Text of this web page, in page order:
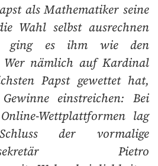
als Mathematiker seine
Wahl selbst ausrechnen
ging es ihm wie den
Wer nämlich auf Kardinal
Papst gewettet hat,
einstreichen: Bei
Wettplattformen lag
der vormalige
Pietro